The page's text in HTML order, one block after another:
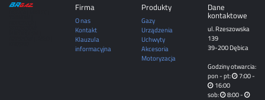
Firma
O nas
Kontakt
Klauzula
informacyjna
Produkty
Gazy
Urządzenia
Uchwyty
Akcesoria
Motoryzacja
Dane
kontaktowe
ul. Rzeszowska
139
39-200 Dębica
Godziny otwarcia:
pon - pt:
7:00 -
16:00
sob:
8:00 -